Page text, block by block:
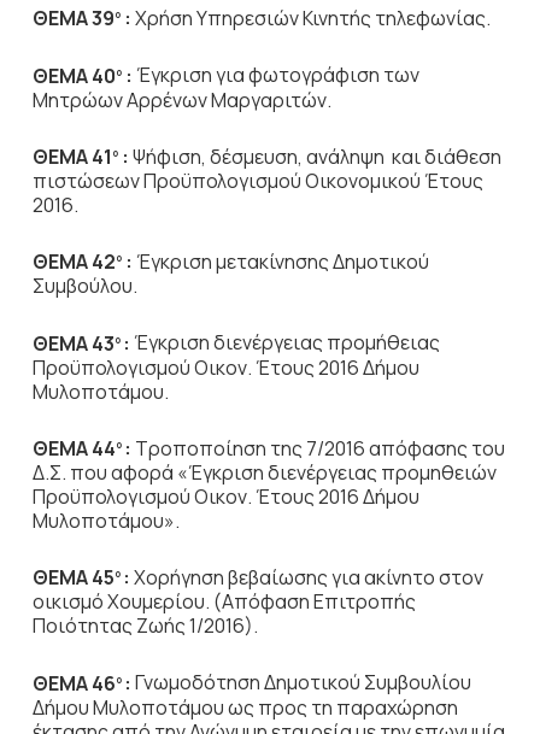
ΘΕΜΑ 39ο: Χρήση Υπηρεσιών Κινητής τηλεφωνίας.
ΘΕΜΑ 40ο: Έγκριση για φωτογράφιση των
Μητρώων Αρρένων Μαργαριτών.
ΘΕΜΑ 41 ο: Ψήφιση, δέσμευση, ανάληψη και διάθεση
πιστώσεων Προϋπολογισμού Οικονομικού Έτους
2016.
ΘΕΜΑ 42ο: Έγκριση μετακίνησης Δημοτικού
Συμβούλου.
ΘΕΜΑ 43ο : Έγκριση διενέργειας προμήθειας
Προϋπολογισμού Οικον. Έτους 2016 Δήμου
Μυλοποτάμου.
ΘΕΜΑ 44ο : Τροποποίηση της 7/2016 απόφασης του
Δ.Σ. που αφορά «Έγκριση διενέργειας προμηθειών
Προϋπολογισμού Οικον. Έτους 2016 Δήμου
Μυλοποτάμου».
ΘΕΜΑ 45ο : Χορήγηση βεβαίωσης για ακίνητο στον
οικισμό Χουμερίου. (Απόφαση Επιτροπής
Ποιότητας Ζωής 1/2016).
ΘΕΜΑ 46ο : Γνωμοδότηση Δημοτικού Συμβουλίου
Δήμου Μυλοποτάμου ως προς τη παραχώρηση